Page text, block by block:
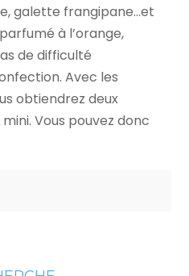
galette frangipane…et
à l’orange,
de difficulté
Avec les
obtiendrez deux
Vous pouvez donc